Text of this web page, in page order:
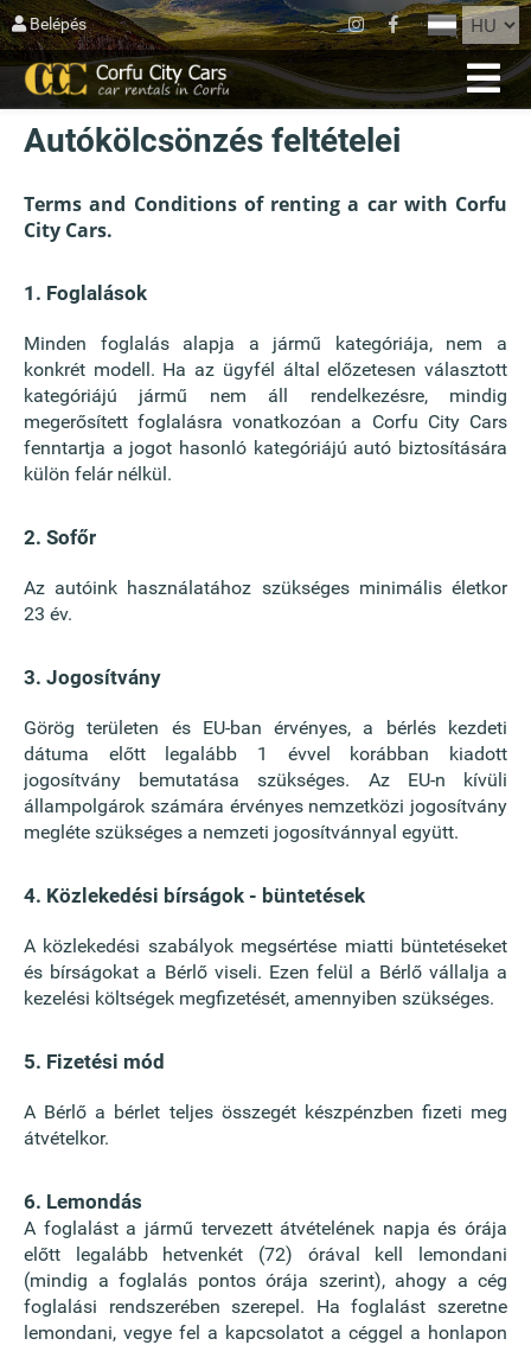
Belépés
BEZÁRÁS
HOME
FOGLALÁS
KORFURÓL
AGIOS MATTHEOS
BLOG
KAPCSOLAT
FELTÉTELEK
Autókölcsönzés feltételei
Terms and Conditions of renting a car with Corfu
City Cars.
1. Foglalások
Minden foglalás alapja a jármű kategóriája, nem a
konkrét modell. Ha az ügyfél által előzetesen választott
kategóriájú jármű nem áll rendelkezésre, mindig
megerősített foglalásra vonatkozóan a Corfu City Cars
fenntartja a jogot hasonló kategóriájú autó biztosítására
külön felár nélkül.
2. Sofőr
Az autóink használatához szükséges minimális életkor
23 év.
3. Jogosítvány
Görög területen és EU-ban érvényes, a bérlés kezdeti
dátuma előtt legalább 1 évvel korábban kiadott
jogosítvány bemutatása szükséges. Az EU-n kívüli
állampolgárok számára érvényes nemzetközi jogosítvány
megléte szükséges a nemzeti jogosítvánnyal együtt.
4. Közlekedési bírságok - büntetések
A közlekedési szabályok megsértése miatti büntetéseket
és bírságokat a Bérlő viseli. Ezen felül a Bérlő vállalja a
kezelési költségek megfizetését, amennyiben szükséges.
5. Fizetési mód
A Bérlő a bérlet teljes összegét készpénzben fizeti meg
átvételkor.
6. Lemondás
A foglalást a jármű tervezett átvételének napja és órája
előtt legalább hetvenkét (72) órával kell lemondani
(mindig a foglalás pontos órája szerint), ahogy a cég
foglalási rendszerében szerepel. Ha foglalást szeretne
lemondani, vegye fel a kapcsolatot a céggel a honlapon